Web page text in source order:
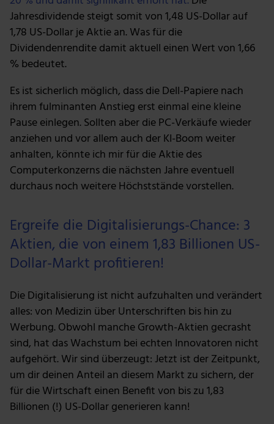
Jahresdividende steigt somit von 1,48 US-Dollar auf
1,78 US-Dollar je Aktie an. Was für die
Dividendenrendite damit aktuell einen Wert von 1,66
% bedeutet.
Es ist sicherlich möglich, dass die Dell-Papiere nach
ihrem fulminanten Anstieg erst einmal eine kleine
Pause einlegen. Sollten aber die PC-Verkäufe wieder
anziehen und vor allem auch der KI-Boom weiter
anhalten, könnte ich mir für die Aktie des
Computerkonzerns die nächsten Jahre eventuell
durchaus noch weitere Höchststände vorstellen.
Ergreife die Digitalisierungs-Chance: 3
Aktien, die von einem 1,83 Billionen US-
Dollar-Markt profitieren!
Die Digitalisierung ist nicht aufzuhalten und verändert
alles: von Medizin über Unterschriften bis hin zu
Werbung. Obwohl manche Growth-Aktien gecrasht
sind, hat das Wachstum bei echten Innovatoren nicht
aufgehört. Wir sind überzeugt: Jetzt ist der Zeitpunkt,
um dir deinen Anteil an diesem Markt zu sichern, der
für die Wirtschaft einen Benefit von bis zu 1,83
Billionen (!) US-Dollar generieren kann!